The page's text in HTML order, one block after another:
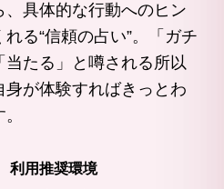
、具体的な行動へのヒン
れる“信頼の占い”。「ガチ
当たる」と噂される所以
身が体験すればきっとわ
利用推奨環境